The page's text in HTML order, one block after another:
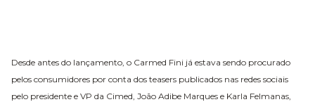
Desde antes do lançamento, o Carmed Fini já estava sendo procurado
pelos consumidores por conta dos teasers publicados nas redes sociais
pelo presidente e VP da Cimed, João Adibe Marques e Karla Felmanas,